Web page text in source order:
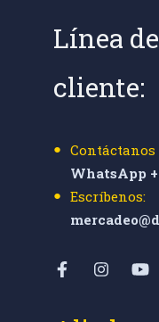
Línea
cliente:
WhatsApp
Escríbenos: